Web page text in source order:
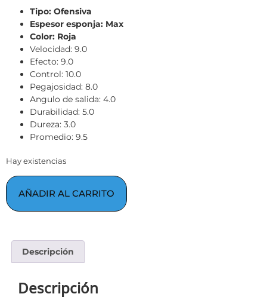
Tipo: Ofensiva
Espesor esponja: Max
Color: Roja
Velocidad: 9.0
Efecto: 9.0
Control: 10.0
Pegajosidad: 8.0
Angulo de salida: 4.0
Durabilidad: 5.0
Dureza: 3.0
Promedio: 9.5
Hay existencias
AÑADIR AL CARRITO
Descripción
Descripción